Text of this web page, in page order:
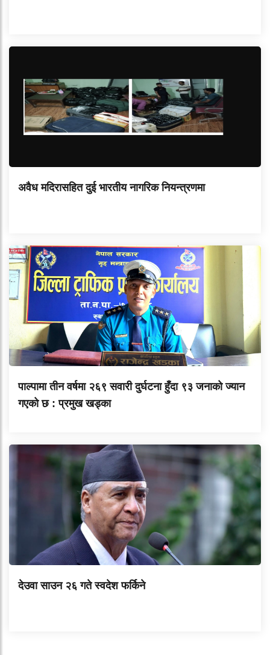
अवैध मदिरासहित दुई भारतीय नागरिक नियन्त्रणमा
पाल्पामा तीन वर्षमा २६९ सवारी दुर्घटना हुँदा ९३ जनाको ज्यान
गएको छ : प्रमुख खड्का
देउवा साउन २६ गते स्वदेश फर्किने